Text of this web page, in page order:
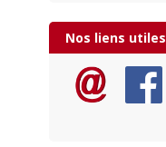
Nos liens utiles